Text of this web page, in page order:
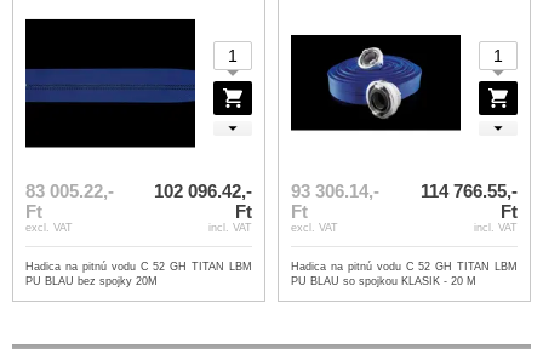
83 005.22,-
Ft
excl. VAT
102 096.42,-
Ft
incl. VAT
Hadica na pitnú vodu C 52 GH TITAN LBM
PU BLAU bez spojky 20M
93 306.14,-
Ft
excl. VAT
114 766.55,-
Ft
incl. VAT
Hadica na pitnú vodu C 52 GH TITAN LBM
PU BLAU so spojkou KLASIK - 20 M